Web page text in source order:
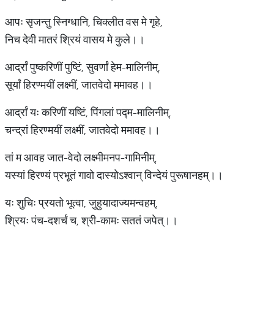
आपः सृजन्तु स्निग्धानि, चिक्लीत वस मे गृहे,
निच देवी मातरं श्रियं वासय मे कुले।।
आर्द्रां पुष्करिणीं पुष्टिं, सुवर्णां हेम-मालिनीम्,
सूर्यां हिरण्मयीं लक्ष्मीं, जातवेदो ममावह।।
आर्द्रां यः करिणीं यष्टिं, पिंगलां पद्म-मालिनीम्,
चन्द्रां हिरण्मयीं लक्ष्मीं, जातवेदो ममावह।।
तां म आवह जात-वेदो लक्ष्मीमनप-गामिनीम्,
यस्यां हिरण्यं प्रभूतं गावो दास्योऽश्वान् विन्देयं पुरूषानहम्।।
यः शुचिः प्रयतो भूत्वा, जुहुयादाज्यमन्वहम्,
श्रियः पंच-दशर्चं च, श्री-कामः सततं जपेत्।।